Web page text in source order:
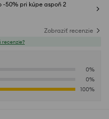
50% pri kúpe aspoň 2
Zobraziť recenzie
recenzie?
0%
0%
100%